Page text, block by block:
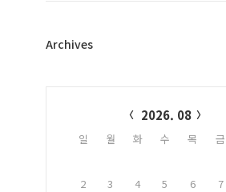
플
Archives
2026. 08
일 월 화 수 목 금
2
3 4 5 6 7